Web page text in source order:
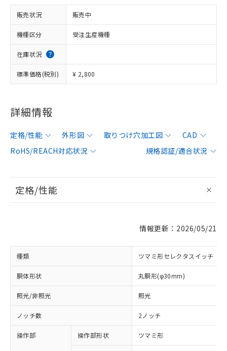
販売状況 販売中
機種区分 受注生産機種
在庫状況
標準価格(税別) ¥ 2,800
詳細情報
定格/性能 外形図 取りつけ穴加工図
CAD
RoHS/REACH対応状況
規格認証/適合状況
定格/性能
情報更新：2026/05/21
種類 ツマミ形セレクタスイッチ
胴体形状 丸胴形(φ30mm)
照光/非照光 照光
ノッチ数 2ノッチ
操作部 操作部形状 ツマミ形